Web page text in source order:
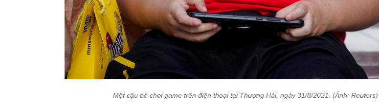
Một cậu bé chơi game trên điện thoại tại Thượng Hải, ngày 31/8/2021. (Ảnh: Reuters)